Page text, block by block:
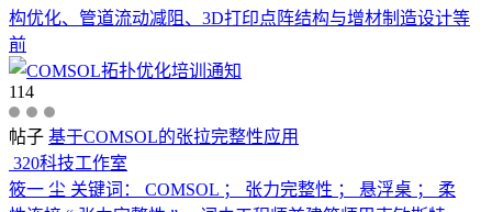
构优化、管道流动减阻、3D打印点阵结构与增材制造设计等
前
114
帖子 基于COMSOL的张拉完整性应用
320科技工作室
筱一 尘 关键词： COMSOL ； 张力完整性 ； 悬浮桌 ； 柔